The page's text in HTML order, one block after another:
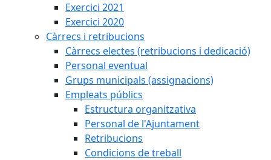
Exercici 2021
Exercici 2020
Càrrecs i retribucions
Càrrecs electes (retribucions i dedicació)
Personal eventual
Grups municipals (assignacions)
Empleats públics
Estructura organitzativa
Personal de l'Ajuntament
Retribucions
Condicions de treball